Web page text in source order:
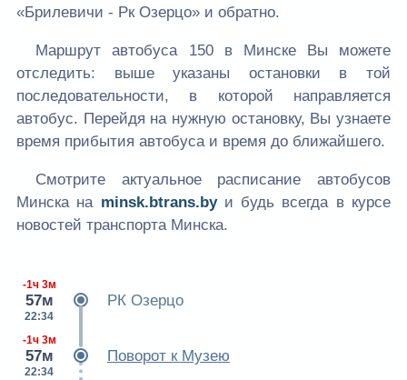
«Брилевичи - Рк Озерцо» и обратно.
Маршрут автобуса 150 в Минске Вы можете
отследить: выше указаны остановки в той
последовательности, в которой направляется
автобус. Перейдя на нужную остановку, Вы узнаете
время прибытия автобуса и время до ближайшего.
Смотрите актуальное расписание автобусов
Минска на minsk.btrans.byи будь всегда в курсе
новостей транспорта Минска.
-1ч 3м
57м
22:34
РК Озерцо
-1ч 3м
57м
22:34
Поворот к Музею